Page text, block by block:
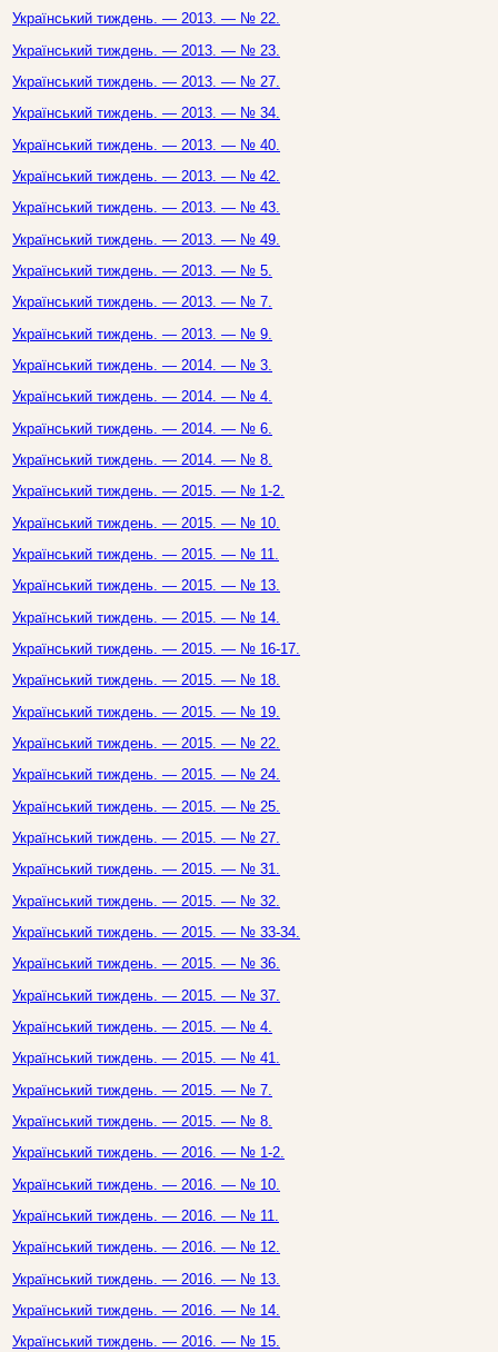
Український тиждень. — 2013. — № 22.
Український тиждень. — 2013. — № 23.
Український тиждень. — 2013. — № 27.
Український тиждень. — 2013. — № 34.
Український тиждень. — 2013. — № 40.
Український тиждень. — 2013. — № 42.
Український тиждень. — 2013. — № 43.
Український тиждень. — 2013. — № 49.
Український тиждень. — 2013. — № 5.
Український тиждень. — 2013. — № 7.
Український тиждень. — 2013. — № 9.
Український тиждень. — 2014. — № 3.
Український тиждень. — 2014. — № 4.
Український тиждень. — 2014. — № 6.
Український тиждень. — 2014. — № 8.
Український тиждень. — 2015. — № 1-2.
Український тиждень. — 2015. — № 10.
Український тиждень. — 2015. — № 11.
Український тиждень. — 2015. — № 13.
Український тиждень. — 2015. — № 14.
Український тиждень. — 2015. — № 16-17.
Український тиждень. — 2015. — № 18.
Український тиждень. — 2015. — № 19.
Український тиждень. — 2015. — № 22.
Український тиждень. — 2015. — № 24.
Український тиждень. — 2015. — № 25.
Український тиждень. — 2015. — № 27.
Український тиждень. — 2015. — № 31.
Український тиждень. — 2015. — № 32.
Український тиждень. — 2015. — № 33-34.
Український тиждень. — 2015. — № 36.
Український тиждень. — 2015. — № 37.
Український тиждень. — 2015. — № 4.
Український тиждень. — 2015. — № 41.
Український тиждень. — 2015. — № 7.
Український тиждень. — 2015. — № 8.
Український тиждень. — 2016. — № 1-2.
Український тиждень. — 2016. — № 10.
Український тиждень. — 2016. — № 11.
Український тиждень. — 2016. — № 12.
Український тиждень. — 2016. — № 13.
Український тиждень. — 2016. — № 14.
Український тиждень. — 2016. — № 15.